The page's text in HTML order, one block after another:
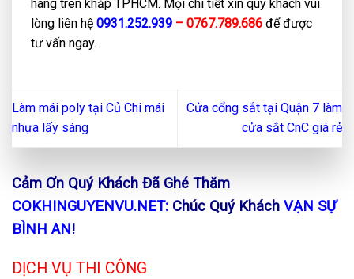
hàng trên khắp TPHCM. Mọi chi tiết xin quý khách vui
lòng liên hệ 0931.252.939 – 0767.789.686 để được
tư vấn ngay.
Làm mái poly tại Củ Chi mái
nhựa lấy sáng
Cửa cổng sắt tại Quận 7 làm
cửa sắt CnC giá rẻ
Cảm Ơn Quý Khách Đã Ghé Thăm
COKHINGUYENVU.NET: Chúc Quý Khách VẠN SỰ
BÌNH AN!
DỊCH VỤ THI CÔNG